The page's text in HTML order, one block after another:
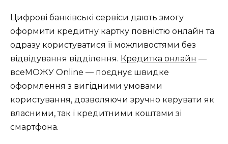
Цифрові банківські сервіси дають змогу
оформити кредитну картку повністю онлайн та
одразу користуватися її можливостями без
відвідування відділення. Кредитка онлайн —
всеМОЖУ Online — поєднує швидке
оформлення з вигідними умовами
користування, дозволяючи зручно керувати як
власними, так і кредитними коштами зі
смартфона.